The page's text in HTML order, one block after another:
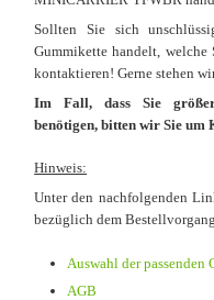
Sollten Sie sich
Gummikette handelt,
kontaktieren! Gerne stehen
Im Fall, dass Sie
benötigen, bitten wir Sie um
Hinweis:
Unter den nachfolgenden
bezüglich dem
Auswahl der passenden
AGB